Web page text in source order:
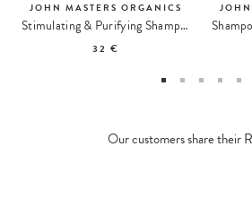
JOHN MASTERS ORGANICS
Stimulating & Purifying Shampoo
32 €
Our customers share their